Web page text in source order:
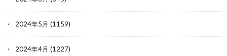
2024年5月 (1159)
2024年4月 (1227)